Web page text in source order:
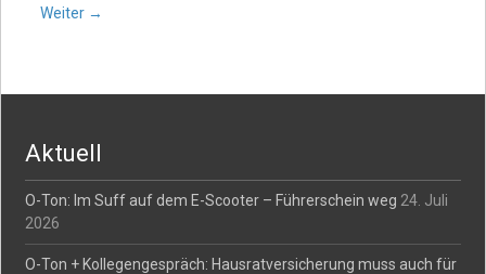
Weiter →
Aktuell
O-Ton: Im Suff auf dem E-Scooter – Führerschein weg 24. Juli
2026
O-Ton + Kollegengespräch: Hausratversicherung muss auch für